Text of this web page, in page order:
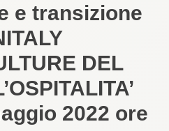
e transizione
DEL
2022 ore